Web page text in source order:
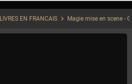
LIVRES EN FRANCAIS chevron_right Magie mise en scene -